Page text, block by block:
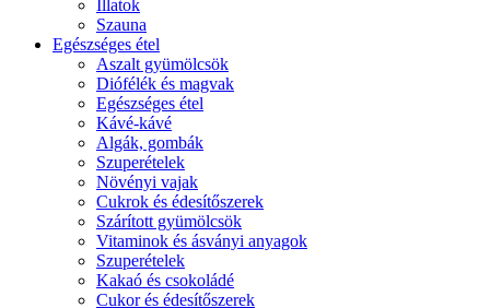
Illatok
Szauna
Egészséges étel
Aszalt gyümölcsök
Diófélék és magvak
Egészséges étel
Kávé-kávé
Algák, gombák
Szuperételek
Növényi vajak
Cukrok és édesítőszerek
Szárított gyümölcsök
Vitaminok és ásványi anyagok
Szuperételek
Kakaó és csokoládé
Cukor és édesítőszerek